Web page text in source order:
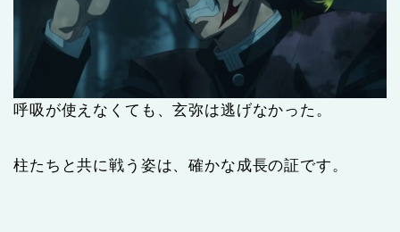
呼吸が使えなくても、玄弥は逃げなかった。
柱たちと共に戦う姿は、確かな成長の証です。